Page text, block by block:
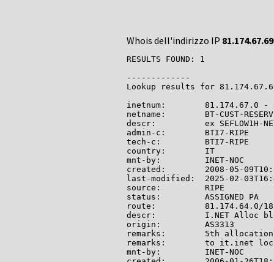
Whois dell'indirizzo IP 81.174.67.69
RESULTS FOUND: 1
-------------
Lookup results for
inetnum:        81.174.67.0 -
netname:        BT-CUST-
descr:          ex SEFLOW1H-NET
admin-c:        BTI7-RIPE
tech-c:         BTI7-RIPE
country:        IT
mnt-by:         INET-NOC
created:        2008-05-
last-modified:  2025-02-
source:         RIPE
status:         ASSIGNED PA
route:          81.174.64.0/18
descr:          I.NET Alloc
origin:         AS3313
remarks:        5th allocation
remarks:        to it.inet
mnt-by:         INET-NOC